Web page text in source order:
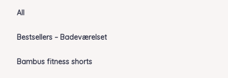
All
Bestsellers – Badeværelset
Bambus fitness shorts